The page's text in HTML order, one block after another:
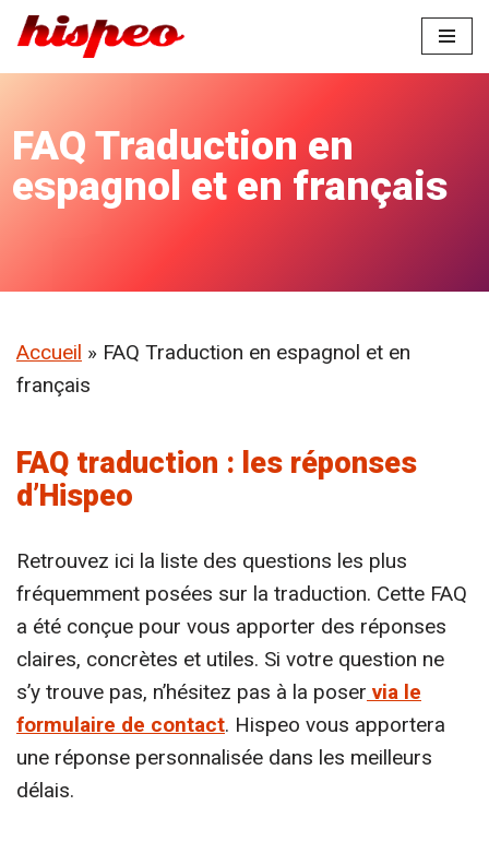
contenu
FAQ Traduction en
espagnol et en français
Accueil » FAQ Traduction en espagnol et en
français
FAQ traduction : les réponses
d’Hispeo
Retrouvez ici la liste des questions les plus
fréquemment posées sur la traduction. Cette FAQ
a été conçue pour vous apporter des réponses
claires, concrètes et utiles. Si votre question ne
s’y trouve pas, n’hésitez pas à la poser via le
formulaire de contact. Hispeo vous apportera
une réponse personnalisée dans les meilleurs
délais.